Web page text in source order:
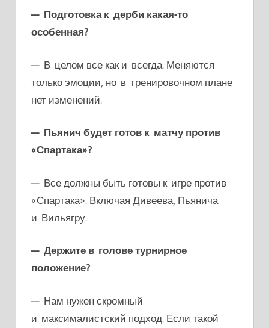
— Подготовка к дерби какая-то
особенная?
— В целом все как и всегда. Меняются
только эмоции, но в тренировочном плане
нет изменений.
— Пьянич будет готов к матчу против
«Спартака»?
— Все должны быть готовы к игре против
«Спартака». Включая Дивеева, Пьянича
и Вильягру.
— Держите в голове турнирное
положение?
— Нам нужен скромный
и максималистский подход. Если такой